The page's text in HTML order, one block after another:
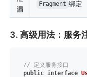
漏
Fragment 绑定
3. 高级用法：服务
// 定义服务接口
public interface